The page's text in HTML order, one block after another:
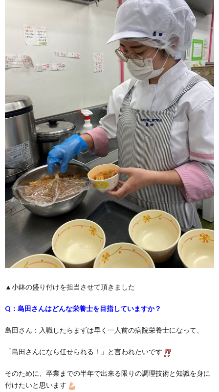
▲小鉢の盛り付けを担当させて頂きました
Q：島田さんはどんな栄養士を目指していますか？
島田さん：入職したらまずは早く一人前の病院栄養士になって、
「島田さんになら任せられる！」と言われたいです
そのために、卒業までの半年で出来る限りの調理技術と知識を身に
付けたいと思います